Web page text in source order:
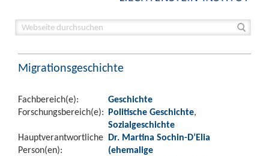
Migrationsgeschichte
Fachbereich(e):
Geschichte
Forschungsbereich(e): Politische Geschichte,
Sozialgeschichte
Hauptverantwortliche
Person(en):
Dr. Martina Sochin-D’Elia
(ehemalige